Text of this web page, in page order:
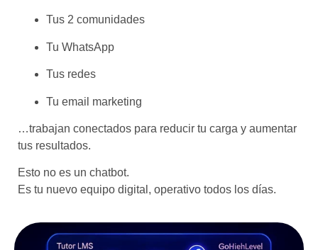
Tus 2 comunidades
Tu WhatsApp
Tus redes
Tu email marketing
…trabajan conectados para reducir tu carga y aumentar
tus resultados.
Esto no es un chatbot.
Es tu nuevo equipo digital , operativo todos los días.